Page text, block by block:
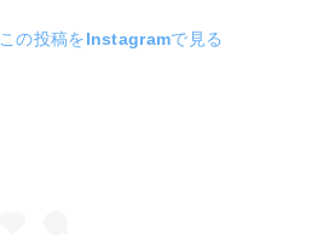
この投稿をInstagramで見る